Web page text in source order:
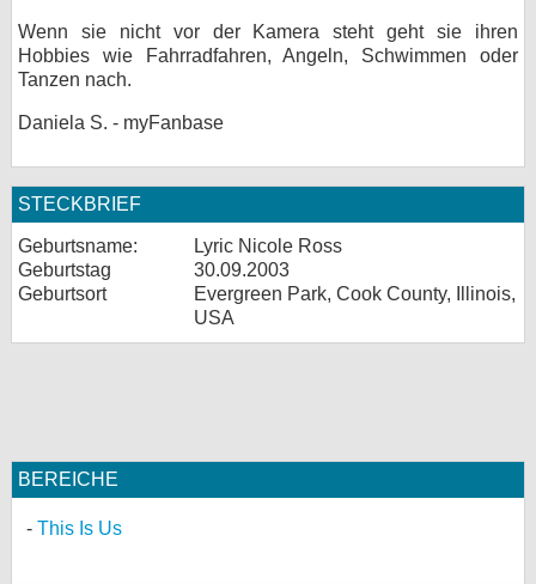
Wenn sie nicht vor der Kamera steht geht sie ihren
Hobbies wie Fahrradfahren, Angeln, Schwimmen oder
Tanzen nach.
Daniela S. - myFanbase
STECKBRIEF
Geburtsname:
Lyric Nicole Ross
Geburtstag
30.09.2003
Geburtsort
Evergreen Park, Cook County, Illinois,
USA
BEREICHE
This Is Us
Kontakt
Datenschutz
Cookie-Einstellungen
Impressum
myFanbase